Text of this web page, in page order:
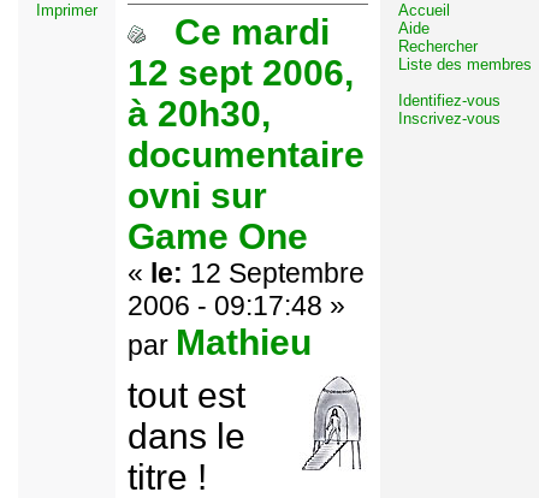
Imprimer
Ce mardi
12 sept 2006,
à 20h30,
documentaire
ovni sur
Game One
« le: 12 Septembre
2006 - 09:17:48 »
par Mathieu
tout est
dans le
titre !
Accueil
Aide
Rechercher
Liste des membres
Identifiez-vous
Inscrivez-vous